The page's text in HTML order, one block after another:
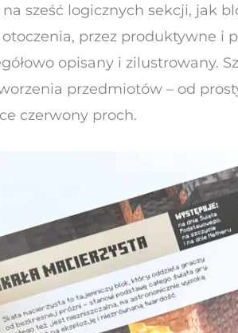
sześć logicznych sekcji, jak
przez produktywne i
opisany i zilustrowany.
przedmiotów – od
czerwony proch.